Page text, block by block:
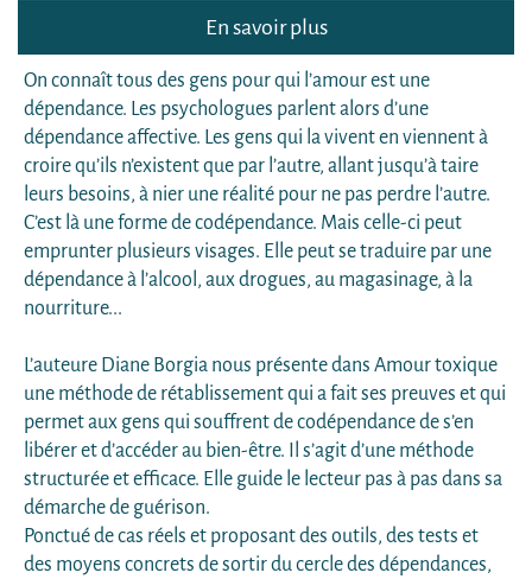
En savoir plus
On connaît tous des gens pour qui l’amour est une
dépendance. Les psychologues parlent alors d’une
dépendance affective. Les gens qui la vivent en viennent à
croire qu’ils n’existent que par l’autre, allant jusqu’à taire
leurs besoins, à nier une réalité pour ne pas perdre l’autre.
C’est là une forme de codépendance. Mais celle-ci peut
emprunter plusieurs visages. Elle peut se traduire par une
dépendance à l’alcool, aux drogues, au magasinage, à la
nourriture...
L’auteure Diane Borgia nous présente dans Amour toxique
une méthode de rétablissement qui a fait ses preuves et qui
permet aux gens qui souffrent de codépendance de s’en
libérer et d’accéder au bien-être. Il s’agit d’une méthode
structurée et efficace. Elle guide le lecteur pas à pas dans sa
démarche de guérison.
Ponctué de cas réels et proposant des outils, des tests et
des moyens concrets de sortir du cercle des dépendances,